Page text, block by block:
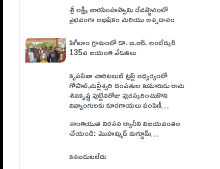
శ్రీ లక్ష్మీ నారసింహస్వామి దేవస్థానంలో
వైభవంగా అభిషేకం మరియు అన్నదానం
పిగిలాం గ్రామంలో డా. బి.ఆర్. అంబేడ్కర్
135వ జయంతి వేడుకలు
కృపసేవా చారిటబుల్ ట్రస్ట్ ఆధ్వర్యంలో
గోపాల్,మల్లీశ్వరి దంపతుల కుమారుడు రామ
శివకృష్ణ పుట్టినరోజు పురస్కరించుకొని
దివ్యాంగులకు కూరగాయలు పంపిణీ…
శాంతియుత నిరసన ర్యాలీని విజయవంతం
చేయండి: మొహమ్మద్ మగ్దూమ్…
కనబడుటలేదు